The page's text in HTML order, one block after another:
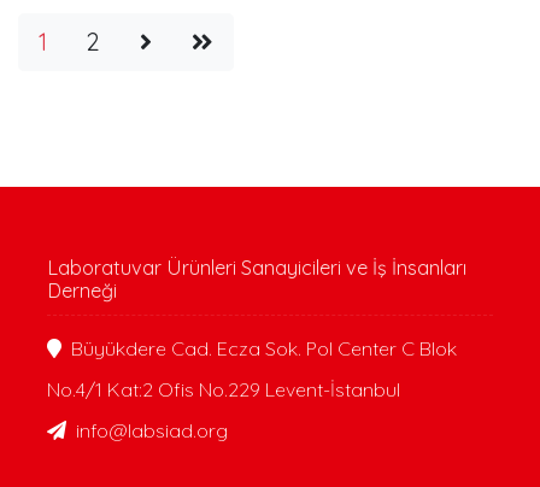
1 2
Laboratuvar Ürünleri Sanayicileri ve İş İnsanları
Derneği
Büyükdere Cad. Ecza Sok. Pol Center C Blok
No.4/1 Kat:2 Ofis No.229 Levent-İstanbul
info@labsiad.org